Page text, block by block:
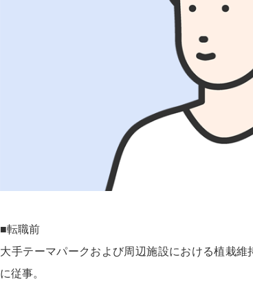
■転職前
大手テーマパークおよび周辺施設における植栽
に従事。